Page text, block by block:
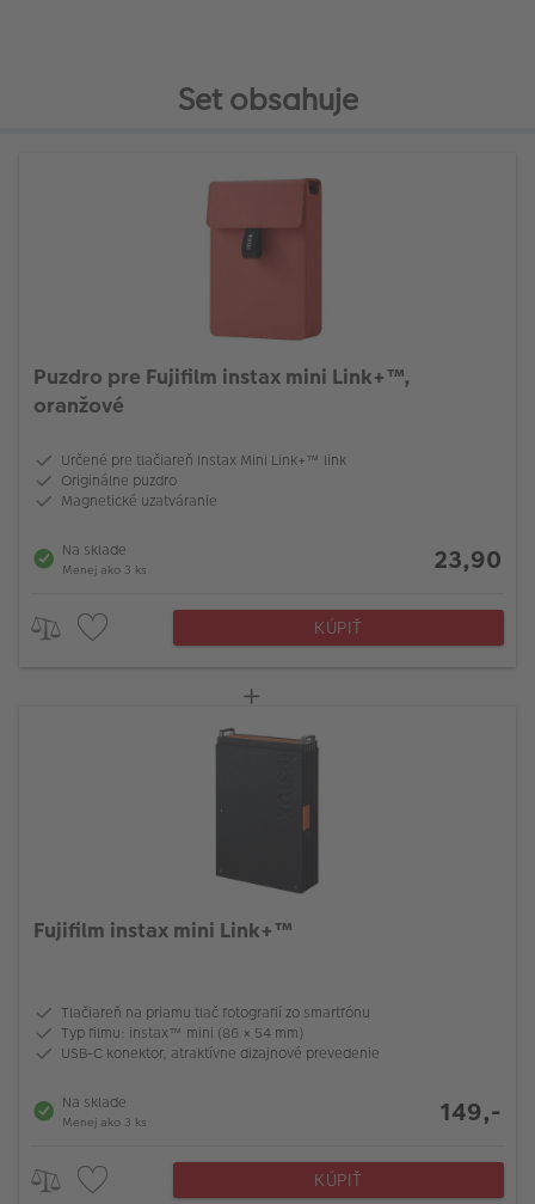
Set obsahuje
Puzdro pre Fujifilm instax mini Link+™,
oranžové
Určené pre tlačiareň Instax Mini Link+™ link
Originálne puzdro
Magnetické uzatváranie
Na sklade
Menej ako 3 ks 23,90
KÚPIŤ
Fujifilm instax mini Link+™
Tlačiareň na priamu tlač fotografií zo smartfónu
Typ filmu: instax™ mini (86 × 54 mm)
USB-C konektor, atraktívne dizajnové prevedenie
Na sklade
Menej ako 3 ks 149,-
KÚPIŤ